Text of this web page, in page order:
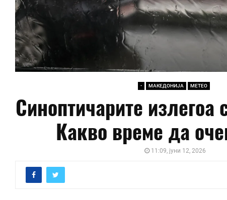
- МАКЕДОНИЈА МЕТЕО
Синоптичарите излегоа
Какво време да
11:09, јуни 12, 2026